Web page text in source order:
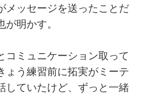
メッセージを送ったことだ
が明かす。
コミュニケーション取って
ょう練習前に拓実がミーテ
していたけど、ずっと一緒